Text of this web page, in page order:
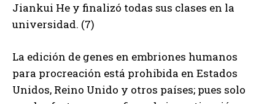
Jiankui He y finalizó todas sus clases en la
universidad. (7)
La edición de genes en embriones humanos
para procreación está prohibida en Estados
Unidos, Reino Unido y otros países; pues solo